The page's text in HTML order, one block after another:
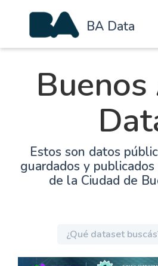
BA Data
Estos son datos
guardados y
de la Ciudad de